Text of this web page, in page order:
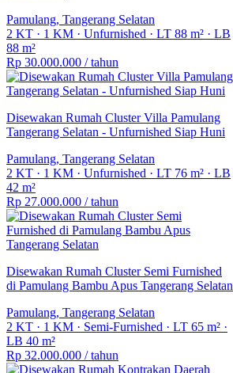
Pamulang, Tangerang Selatan
2 KT · 1 KM · Unfurnished · LT 88 m² · LB
88 m²
Rp 30.000.000 / tahun
Disewakan Rumah Cluster Villa Pamulang
Tangerang Selatan - Unfurnished Siap Huni
Pamulang, Tangerang Selatan
2 KT · 1 KM · Unfurnished · LT 76 m² · LB
42 m²
Rp 27.000.000 / tahun
Disewakan Rumah Cluster Semi Furnished
di Pamulang Bambu Apus Tangerang Selatan
Pamulang, Tangerang Selatan
2 KT · 1 KM · Semi-Furnished · LT 65 m² ·
LB 40 m²
Rp 32.000.000 / tahun